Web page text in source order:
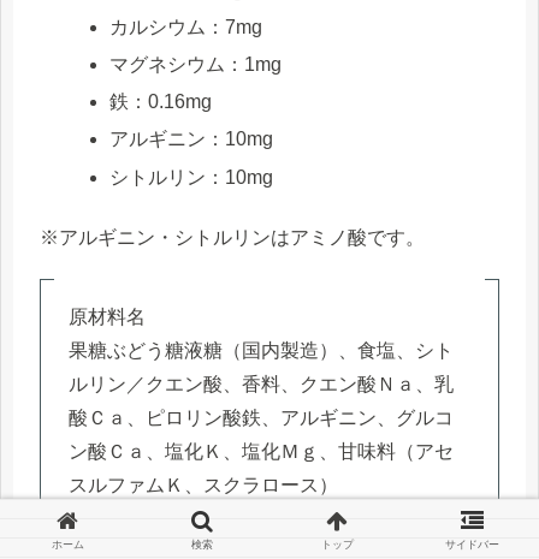
カルシウム：7mg
マグネシウム：1mg
鉄：0.16mg
アルギニン：10mg
シトルリン：10mg
※アルギニン・シトルリンはアミノ酸です。
原材料名
果糖ぶどう糖液糖（国内製造）、食塩、シト
ルリン／クエン酸、香料、クエン酸Ｎａ、乳
酸Ｃａ、ピロリン酸鉄、アルギニン、グルコ
ン酸Ｃａ、塩化Ｋ、塩化Ｍｇ、甘味料（アセ
スルファムＫ、スクラロース）
ホーム 検索 トップ サイドバー